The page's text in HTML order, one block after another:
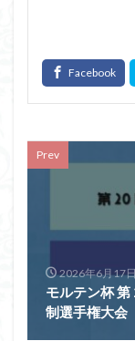
Prev
2026年6月17
モルテン杯
制選手権大会